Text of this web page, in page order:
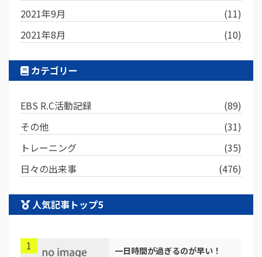
2021年9月
(11)
2021年8月
(10)
カテゴリー
EBS R.C活動記録
(89)
その他
(31)
トレーニング
(35)
日々の出来事
(476)
人気記事トップ5
一日時間が過ぎるのが早い！